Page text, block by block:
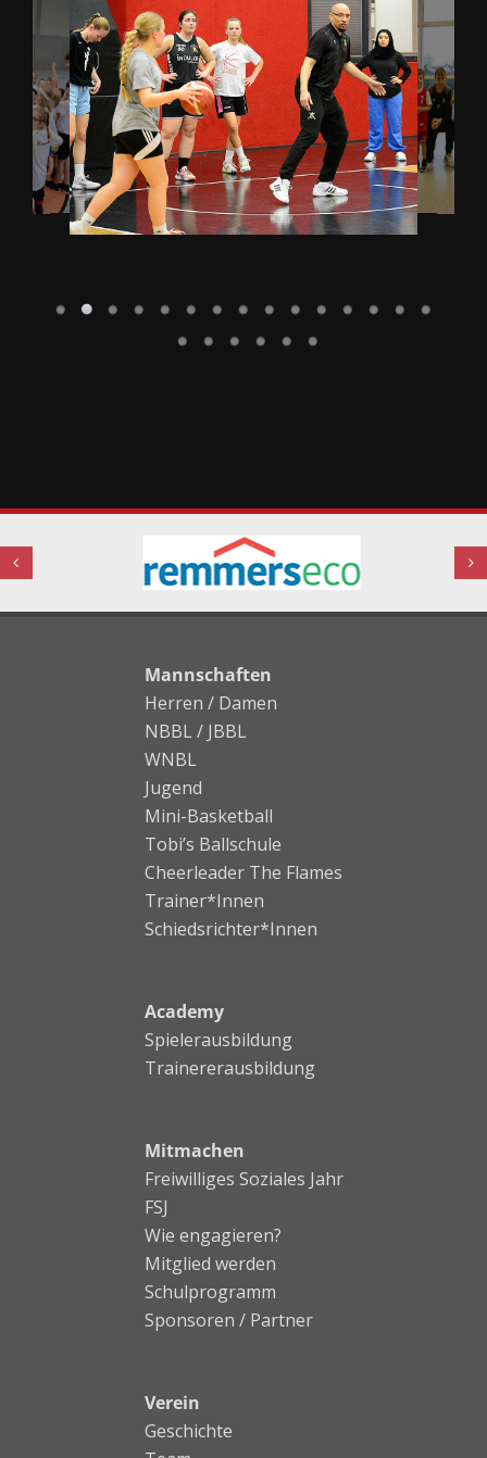
Mannschaften
Herren / Damen
NBBL / JBBL
WNBL
Jugend
Mini-Basketball
Tobi’s Ballschule
Cheerleader The Flames
Trainer*Innen
Schiedsrichter*Innen
Academy
Spielerausbildung
Trainererausbildung
Mitmachen
Freiwilliges Soziales Jahr
FSJ
Wie engagieren?
Mitglied werden
Schulprogramm
Sponsoren / Partner
Verein
Geschichte